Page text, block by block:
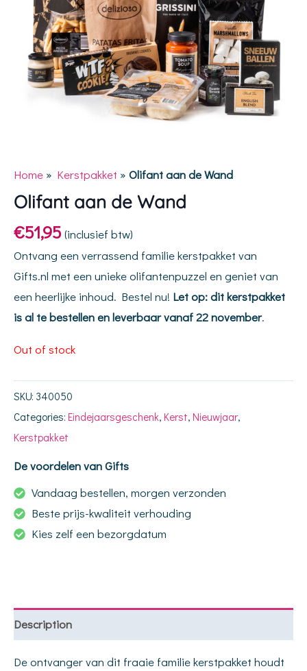
Home » Kerstpakket » Olifant aan de Wand
Olifant aan de Wand
€51,95 (inclusief btw)
Ontvang een verrassend familie kerstpakket van
Gifts.nl met een unieke olifantenpuzzel en geniet van
een heerlijke inhoud. Bestel nu! Let op: dit kerstpakket
is al te bestellen en leverbaar vanaf 22 november.
Out of stock
SKU: 340050
Categories: Eindejaarsgeschenk, Kerst, Nieuwjaar,
Kerstpakket
De voordelen van Gifts
Vandaag bestellen, morgen verzonden
Beste prijs-kwaliteit verhouding
Kies zelf een bezorgdatum
Description
De ontvanger van dit fraaie familie kerstpakket houdt